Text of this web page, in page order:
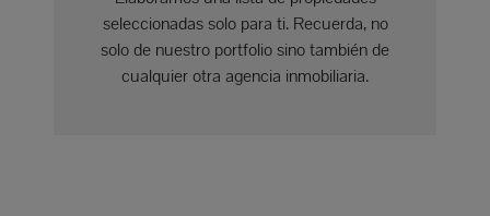
seleccionadas solo para ti. Recuerda, no
solo de nuestro portfolio sino también de
cualquier otra agencia inmobiliaria.